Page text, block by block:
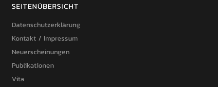
SEITENÜBERSICHT
Datenschutzerklärung
Kontakt / Impressum
Neuerscheinungen
Publikationen
Vita